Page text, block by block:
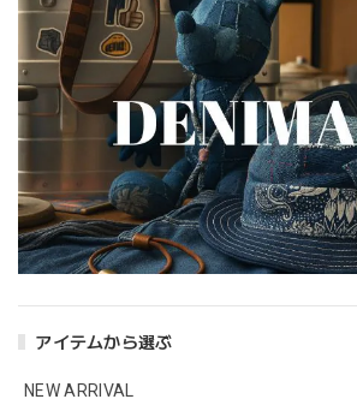
アイテムから選ぶ
NEW ARRIVAL